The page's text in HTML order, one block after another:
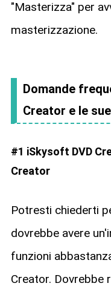
"Masterizza" per
masterizzazione.
Domande
Creator e le
#1 iSkysoft DVD
Creator
Potresti chiederti
dovrebbe avere
funzioni
Creator. Dovrebbe